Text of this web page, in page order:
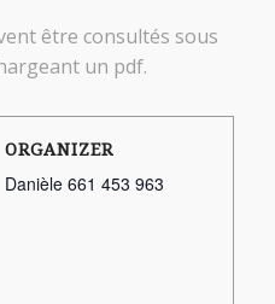
être consultés sous
un pdf.
ORGANIZER
Danièle 661 453 963